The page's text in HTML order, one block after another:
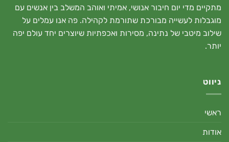
מתקיים מדי יום חיבור אנושי, אמיתי ואוהב המשלב בין אנשים עם
מוגבלות לעשייה מבורכת שתורמת לקהילה. פה אנו עמלים על
שילוב מיטבי של נתינה, מסירות ואכפתיות שיוצרים יחד עולם יפה
יותר.
ניווט
ראשי
אודות